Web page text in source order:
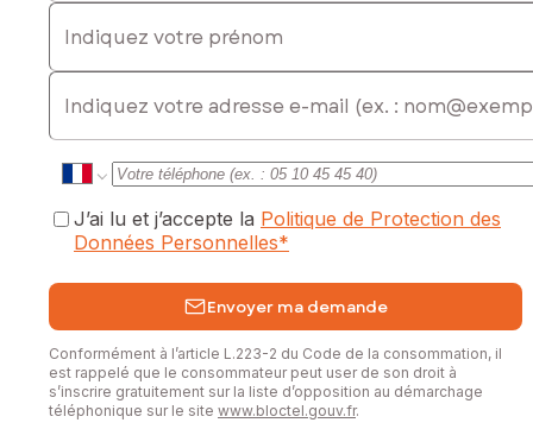
Données financières
• Revenus locatifs annuels : 18 480 €
Les informations sur les risques auxquels ce bien est
exposé sont disponibles sur le site Géorisques :
Honoraires charge vendeur
0628504235, E-mail : alexis.riem@safti.fr - EI - Agent
commercial immatriculé au RSAC de Agen sous le numéro
839 635 315
Indiquez votre prénom
E-mail
J’ai lu et j’accepte la Politique de Protection des
Données Personnelles*
Envoyer ma demande
Conformément à l’article L.223-2 du Code de la consommation, il
est rappelé que le consommateur peut user de son droit à
s’inscrire gratuitement sur la liste d’opposition au démarchage
téléphonique sur le site www.bloctel.gouv.fr.